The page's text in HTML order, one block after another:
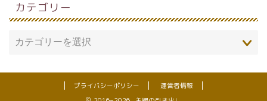
カテゴリー
プライバシーポリシー
運営者情報